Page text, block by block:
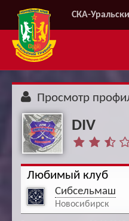
СКА-
Просмотр
DIV
Любимый клуб
Сибсельмаш
Новосибирск